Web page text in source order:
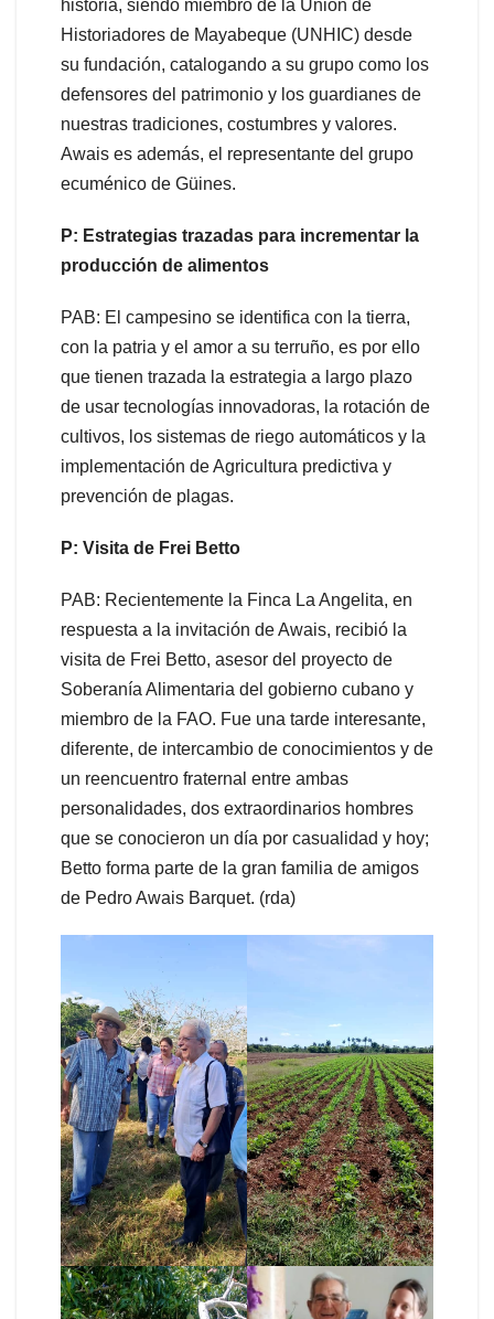
historia, siendo miembro de la Unión de
Historiadores de Mayabeque (UNHIC) desde
su fundación, catalogando a su grupo como los
defensores del patrimonio y los guardianes de
nuestras tradiciones, costumbres y valores.
Awais es además, el representante del grupo
ecuménico de Güines.
P: Estrategias trazadas para incrementar la
producción de alimentos
PAB: El campesino se identifica con la tierra,
con la patria y el amor a su terruño, es por ello
que tienen trazada la estrategia a largo plazo
de usar tecnologías innovadoras, la rotación de
cultivos, los sistemas de riego automáticos y la
implementación de Agricultura predictiva y
prevención de plagas.
P: Visita de Frei Betto
PAB: Recientemente la Finca La Angelita, en
respuesta a la invitación de Awais, recibió la
visita de Frei Betto, asesor del proyecto de
Soberanía Alimentaria del gobierno cubano y
miembro de la FAO. Fue una tarde interesante,
diferente, de intercambio de conocimientos y de
un reencuentro fraternal entre ambas
personalidades, dos extraordinarios hombres
que se conocieron un día por casualidad y hoy;
Betto forma parte de la gran familia de amigos
de Pedro Awais Barquet. (rda)